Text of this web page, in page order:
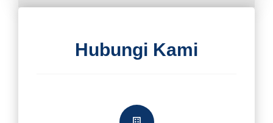
Hubungi Kami